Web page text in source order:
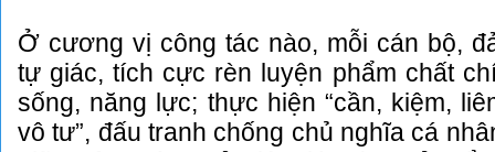
Ở cương vị công tác nào, mỗi cán bộ,
tự giác, tích cực rèn luyện phẩm chất
sống, năng lực; thực hiện “cần, kiệm,
vô tư”, đấu tranh chống chủ nghĩa cá